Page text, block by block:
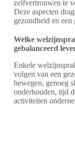
zelfvertrouwen te
Deze aspecten
gezondheid en
Welke
gebalanceerd
Enkele
volgen van een
bewegen, genoeg
onderhouden, tijd
activiteiten